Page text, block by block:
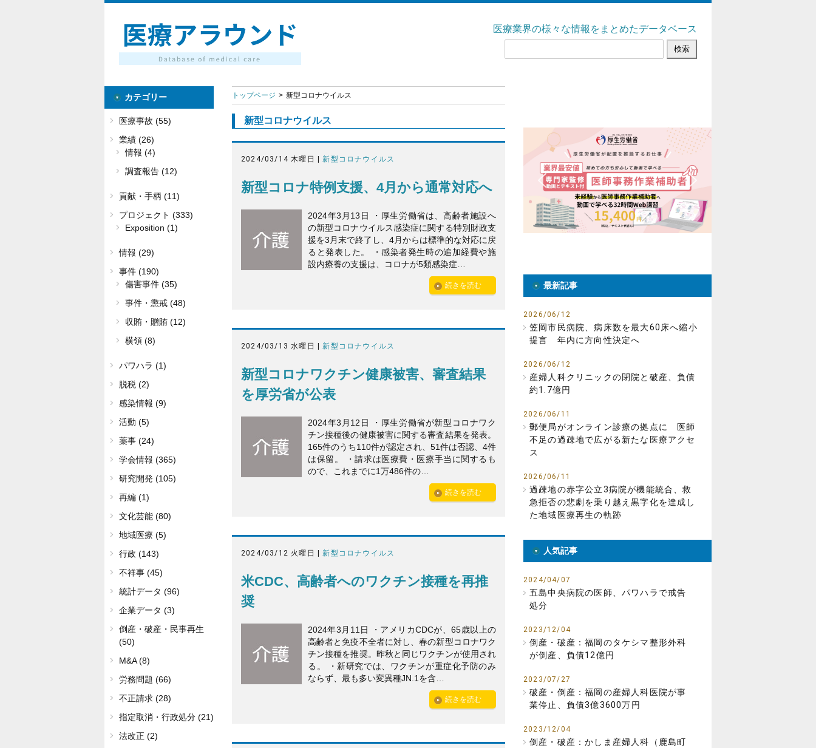
医療業界の様々な情報をまとめたデータベース
トップページ 新型コロナウイルス
新型コロナウイルス
2024/03/14 木曜日 |新型コロナウイルス
新型コロナ特例支援、4月から通常対応へ
2024年3月13日 ・厚生労働省は、高齢者施設へ
の新型コロナウイルス感染症に関する特別財政支
援を3月末で終了し、4月からは標準的な対応に戻
ると発表した。 ・感染者発生時の追加経費や施
設内療養の支援は、コロナが5類感染症…
続きを読む
2024/03/13 水曜日 |新型コロナウイルス
新型コロナワクチン健康被害、審査結果
を厚労省が公表
2024年3月12日 ・厚生労働省が新型コロナワク
チン接種後の健康被害に関する審査結果を発表。
165件のうち110件が認定され、51件は否認、4件
は保留。 ・請求は医療費・医療手当に関するも
ので、これまでに1万486件の…
続きを読む
2024/03/12 火曜日 |新型コロナウイルス
米CDC、高齢者へのワクチン接種を再推
奨
2024年3月11日 ・アメリカCDCが、65歳以上の
高齢者と免疫不全者に対し、春の新型コロナワク
チン接種を推奨。昨秋と同じワクチンが使用され
る。 ・新研究では、ワクチンが重症化予防のみ
ならず、最も多い変異種JN.1を含…
続きを読む
最新記事
2026/06/12
笠岡市民病院、病床数を最大60床へ縮小
提言 年内に方向性決定へ
2026/06/12
産婦人科クリニックの閉院と破産、負債
約1.7億円
2026/06/11
郵便局がオンライン診療の拠点に 医師
不足の過疎地で広がる新たな医療アクセ
ス
2026/06/11
過疎地の赤字公立3病院が機能統合、救
急拒否の悲劇を乗り越え黒字化を達成し
た地域医療再生の軌跡
人気記事
2024/04/07
五島中央病院の医師、パワハラで戒告
処分
2023/12/04
倒産・破産：福岡のタケシマ整形外科
が倒産、負債12億円
2023/07/27
破産・倒産：福岡の産婦人科医院が事
業停止、負債3億3600万円
2023/12/04
倒産・破産：かしま産婦人科（鹿島町
カテゴリー
医療事故 (55)
業績 (26)
情報 (4)
調査報告 (12)
貢献・手柄 (11)
プロジェクト (333)
Exposition (1)
情報 (29)
事件 (190)
傷害事件 (35)
事件・懲戒 (48)
収賄・贈賄 (12)
横領 (8)
パワハラ (1)
脱税 (2)
感染情報 (9)
活動 (5)
薬事 (24)
学会情報 (365)
研究開発 (105)
再編 (1)
文化芸能 (80)
地域医療 (5)
行政 (143)
不祥事 (45)
統計データ (96)
企業データ (3)
倒産・破産・民事再生
(50)
M&A (8)
労務問題 (66)
不正請求 (28)
指定取消・行政処分 (21)
法改正 (2)